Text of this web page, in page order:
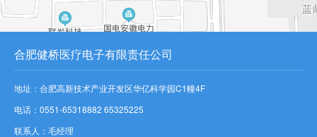
合肥健桥医疗电子有限责任公司
地址：合肥高新技术产业开发区华亿科学园C1幢4F
电话：0551-65318882 65325225
联系人：毛经理